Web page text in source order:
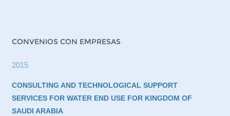
CONVENIOS CON EMPRESAS
2015
CONSULTING AND TECHNOLOGICAL SUPPORT
SERVICES FOR WATER END USE FOR KINGDOM OF
SAUDI ARABIA